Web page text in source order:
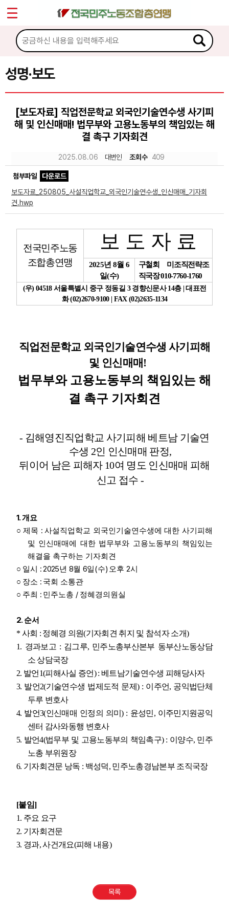
성명·보도
[보도자료] 직업전문학교 외국인기술연수생 사기피
해 및 인신매매! 법무부와 고용노동부의 책임있는 해
결 촉구 기자회견
2025.08.06 대변인 조회수 409
첨부파일
다운로드
보도자료_250805_사설직업학교_외국인기술연수생_인신매매_기자회
견.hwp
전국민주노동
조합총연맹
보 도 자 료
2025년 8월 6
일(수)
구철회 미조직전략조
직국장010-7760-1760
(우) 04518서울특별시 중구 정동길 3 경향신문사14층 |대표전
화(02)2670-9100 | FAX (02)2635-1134
직업전문학교 외국인기술연수생 사기피해
및 인신매매!
법무부와 고용노동부의 책임있는 해
결 촉구 기자회견
- 김해영진직업학교 사기피해 베트남 기술연
수생 2인 인신매매 판정,
뒤이어 남은 피해자 10여 명도 인신매매 피해
신고 접수 -
1.개요
○ 제목 :사설직업학교 외국인기술연수생에 대한 사기피해
및 인신매매에 대한 법무부와 고용노동부의 책임있는
해결을 촉구하는 기자회견
○ 일시 : 2025년 8월6일(수) 오후2시
○ 장소 : 국회 소통관
○ 주최 : 민주노총 / 정혜경의원실
2. 순서
* 사회 : 정혜경 의원(기자회견 취지 및 참석자 소개)
1. 경과보고 : 김그루, 민주노총부산본부 동부산노동상담
소 상담국장
2. 발언 1(피해사실 증언) : 베트남기술연수생 피해당사자
3. 발언2(기술연수생 법제도적 문제 ) : 이주언, 공익법단체
두루 변호사
4. 발언3(인신매매 인정의 의미) : 윤성민, 이주민지원공익
센터 감사와동행 변호사
5. 발언4(법무부 및 고용노동부의 책임촉구) : 이양수, 민주
노총 부위원장
6. 기자회견문 낭독 : 백성덕, 민주노총경남본부 조직국장
[붙임]
1. 주요 요구
2. 기자회견문
3. 경과,사건개요(피해 내용)
목록
마이페이지
소개
소식
공지사항
성명·보도
노동상담
자료
업무
Sketchbook5, 스케치북5
Sketchbook5, 스케치북5